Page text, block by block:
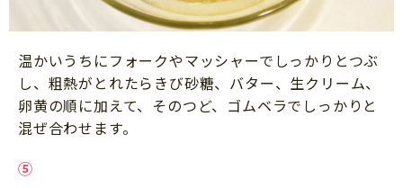
温かいうちにフォークやマッシャーでしっかりとつぶ
し、粗熱がとれたらきび砂糖、バター、生クリーム、
卵黄の順に加えて、そのつど、ゴムベラでしっかりと
混ぜ合わせます。
⑤